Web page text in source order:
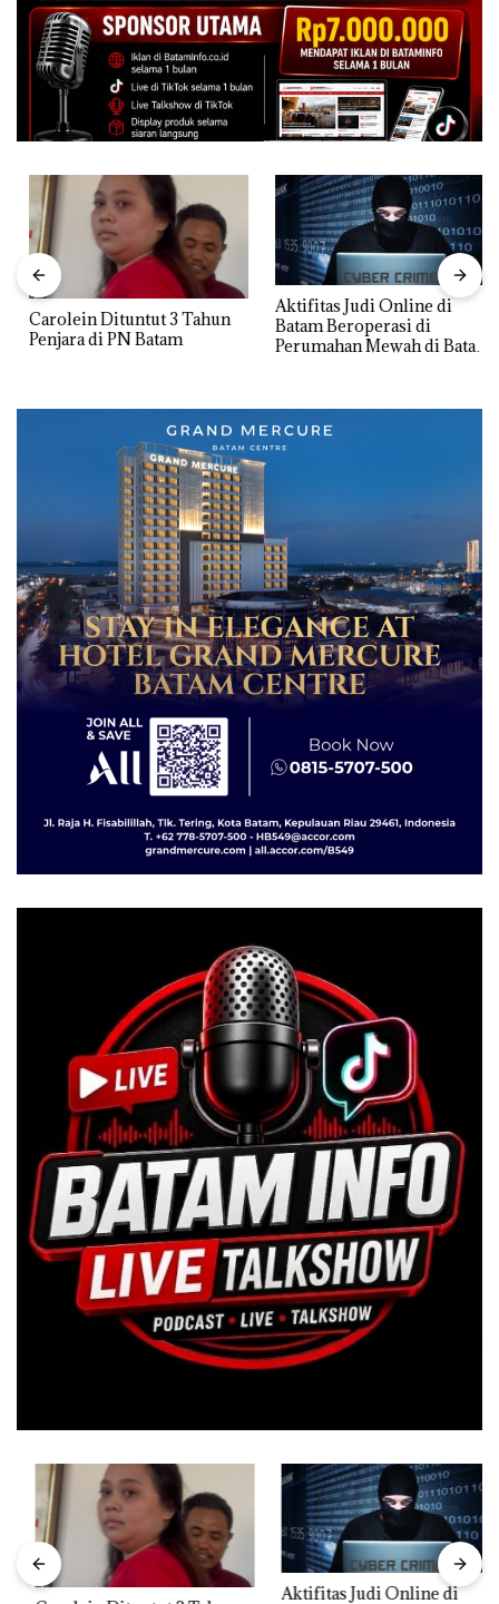
Carolein Dituntut 3 Tahun
Penjara di PN Batam
Aktifitas Judi Online di
Batam Beroperasi di
Perumahan Mewah di Batam
Aktifitas Judi Online di